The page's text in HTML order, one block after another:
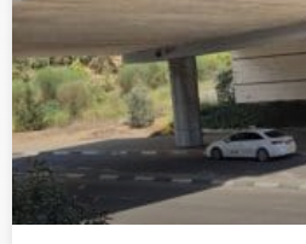
במייל ושימוש בפרטים בהתאם